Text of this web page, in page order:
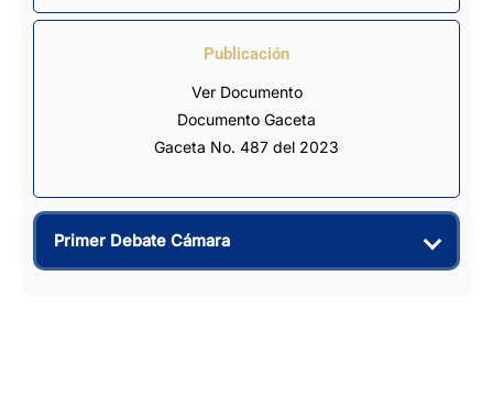
Publicación
Ver Documento
Documento Gaceta
Gaceta No. 487 del 2023
Primer Debate Cámara